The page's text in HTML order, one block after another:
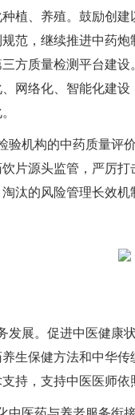
植、养殖。鼓励创
范，继续推进中药
方质量检测平台建
网络化、智能化建
验机构的中药质量评
片源头监管，严厉
汰的风险管理长效
发展。促进中医健康
生保健方法和中华
持，支持中医医师